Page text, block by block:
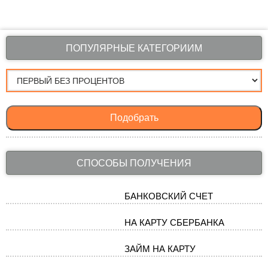
ПОПУЛЯРНЫЕ КАТЕГОРИИМ
Подобрать
СПОСОБЫ ПОЛУЧЕНИЯ
БАНКОВСКИЙ СЧЕТ
НА КАРТУ СБЕРБАНКА
ЗАЙМ НА КАРТУ